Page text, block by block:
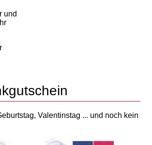
und
Valentinstag ... und noch kein